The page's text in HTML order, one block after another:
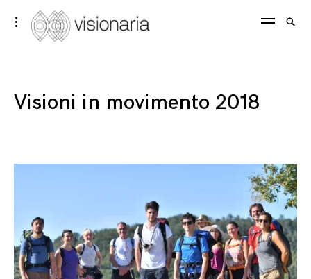
Skip
to
Visionaria
toggle
open/close
sidebar
Visioni in movimento 2018